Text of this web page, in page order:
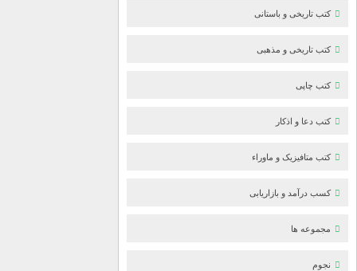
کتب تاریخی و باستانی
کتب تاریخی و مذهبی
کتب چاپی
کتب دعا و اذکار
کتب متافیزیک و ماوراء
کسب درآمد و بازاریابی
مجموعه ها
نجوم